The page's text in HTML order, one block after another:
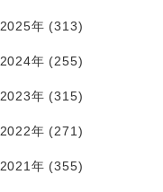
2025年 (313)
2024年 (255)
2023年 (315)
2022年 (271)
2021年 (355)